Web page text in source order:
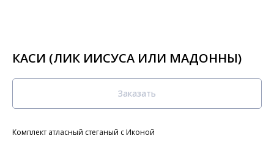
КАСИ (ЛИК ИИСУСА ИЛИ МАДОННЫ)
Заказать
Комплект атласный стеганый с Иконой